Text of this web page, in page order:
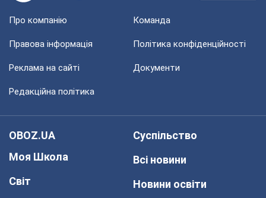
Про компанію Команда
Правова інформація Політика конфіденційності
Реклама на сайті Документи
Редакційна політика
OBOZ.UA
Моя Школа
Світ
Суспільство
Всі новини
Новини освіти